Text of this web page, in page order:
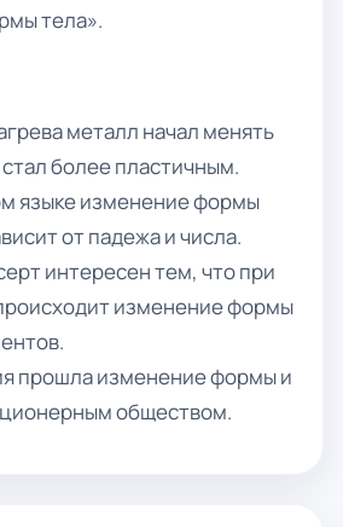
тела».
металл начал менять
более пластичным.
языке изменение формы
от падежа и числа.
интересен тем, что при
изменение формы
прошла изменение формы и
обществом.